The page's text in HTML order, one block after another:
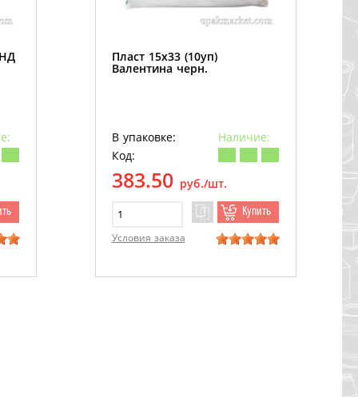
Пласт 15х33 (10уп)
Валентина черн.
В упаковке:
Наличие:
Код:
383.50 руб./шт.
Купить
Условия заказа